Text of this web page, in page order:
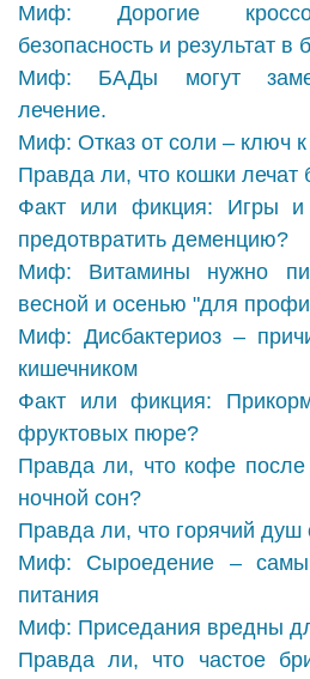
Миф: Дорогие
безопасность и результат в
Миф: БАДы могут
лечение.
Миф: Отказ от соли – ключ
Правда ли, что кошки лечат
Факт или фикция: Игры и
предотвратить деменцию?
Миф: Витамины нужно
весной и осенью "для
Миф: Дисбактериоз –
кишечником
Факт или фикция:
фруктовых пюре?
Правда ли, что кофе
ночной сон?
Правда ли, что горячий душ
Миф: Сыроедение –
питания
Миф: Приседания вредны
Правда ли, что частое